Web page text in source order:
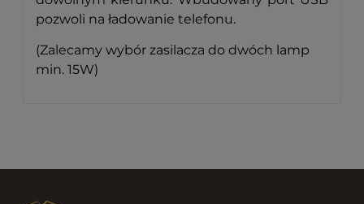
pozwoli na ładowanie telefonu.
(Zalecamy wybór zasilacza do dwóch lamp
min. 15W)